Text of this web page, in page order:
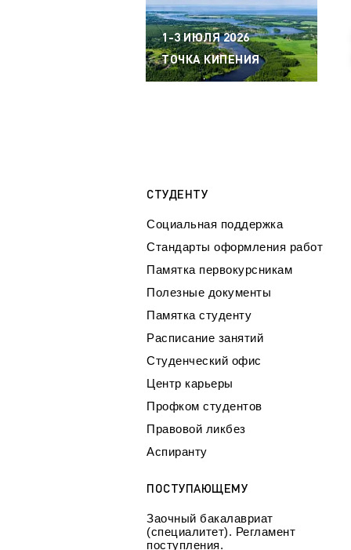
1-3 ИЮЛЯ 2026
ТОЧКА КИПЕНИЯ
СТУДЕНТУ
Социальная поддержка
Стандарты оформления работ
Памятка первокурсникам
Полезные документы
Памятка студенту
Расписание занятий
Студенческий офис
Центр карьеры
Профком студентов
Правовой ликбез
Аспиранту
ПОСТУПАЮЩЕМУ
Заочный бакалавриат
(специалитет). Регламент
поступления.